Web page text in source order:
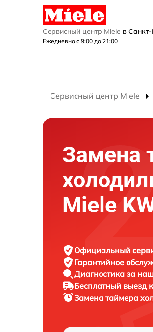
Сервисный центр Miele в
Ежедневно с 9:00 до 21:00
Сервисный центр Miele
Замена
Miele
Официальный
Гарантийное
Диагностика за наш
Бесплатный выезд
Замена таймера